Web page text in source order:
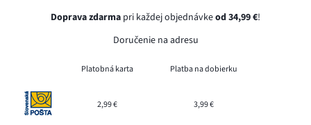
Doprava zdarma pri každej objednávkeod 34,99 €!
Doručenie na adresu
Platobná karta Platba na dobierku
2,99 € 3,99 €